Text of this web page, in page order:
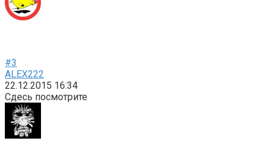
#3
ALEX222
22.12.2015 16:34
Сдесь посмотрите